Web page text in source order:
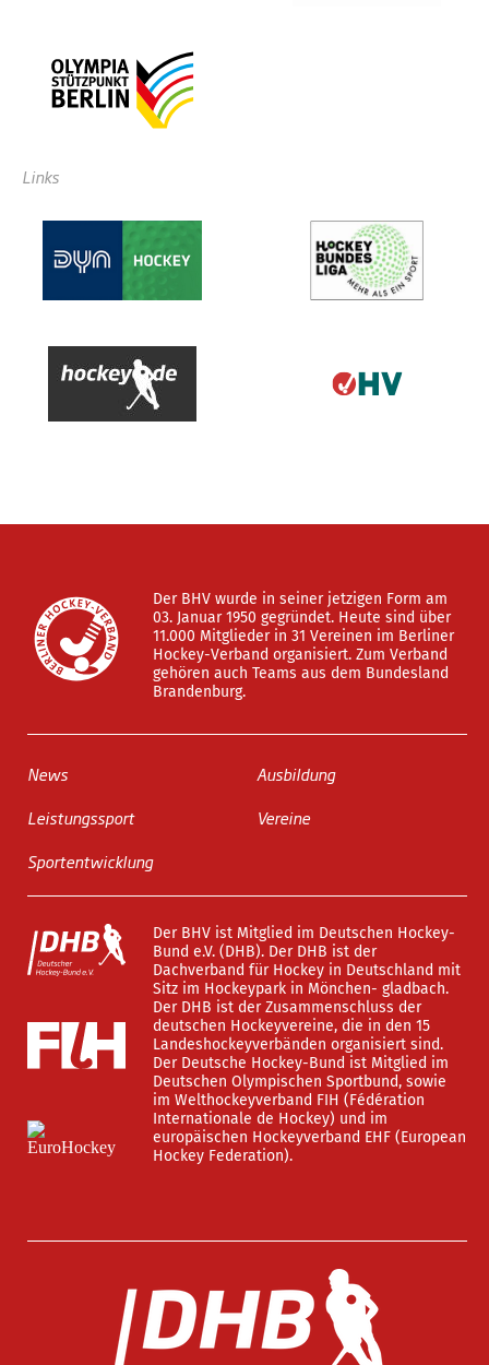
Links
Der BHV wurde in seiner jetzigen Form am
03. Januar 1950 gegründet. Heute sind über
11.000 Mitglieder in 31 Vereinen im Berliner
Hockey-Verband organisiert. Zum Verband
gehören auch Teams aus dem Bundesland
Brandenburg.
News
Leistungssport
Sportentwicklung
Ausbildung
Vereine
Der BHV ist Mitglied im Deutschen Hockey-
Bund e.V. (DHB). Der DHB ist der
Dachverband für Hockey in Deutschland mit
Sitz im Hockeypark in Mönchen- gladbach.
Der DHB ist der Zusammenschluss der
deutschen Hockeyvereine, die in den 15
Landeshockeyverbänden organisiert sind.
Der Deutsche Hockey-Bund ist Mitglied im
Deutschen Olympischen Sportbund, sowie
im Welthockeyverband FIH (Fédération
Internationale de Hockey) und im
europäischen Hockeyverband EHF (European
Hockey Federation).